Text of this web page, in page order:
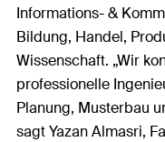
Informations- &
Bildung, Handel,
Wissenschaft. „Wir
professionelle
Planung, Musterbau
sagt Yazan Almasri,